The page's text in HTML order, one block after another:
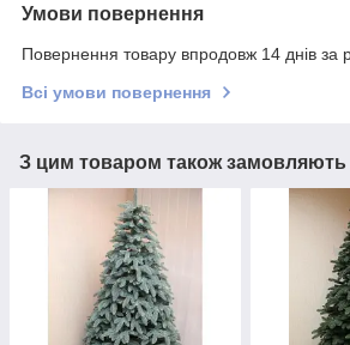
Умови повернення
Повернення товару впродовж 14 днів за
Всі умови повернення
З цим товаром також замовляють